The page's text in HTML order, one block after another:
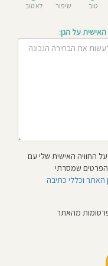
טוב
שיפור
לא טוב
על הגן:
החוויה האישית שלי עם
והפרטים שמסרתי
האתר וכללי כתיבה
פרסומות מהאתר